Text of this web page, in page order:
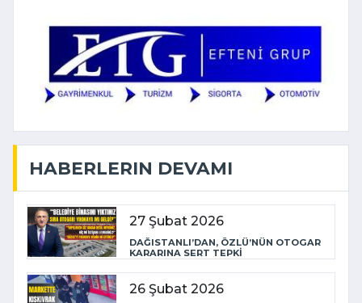
HABERLERIN DEVAMI
27 Şubat 2026
DAĞISTANLI’DAN, ÖZLÜ’NÜN OTOGAR
KARARINA SERT TEPKİ
26 Şubat 2026